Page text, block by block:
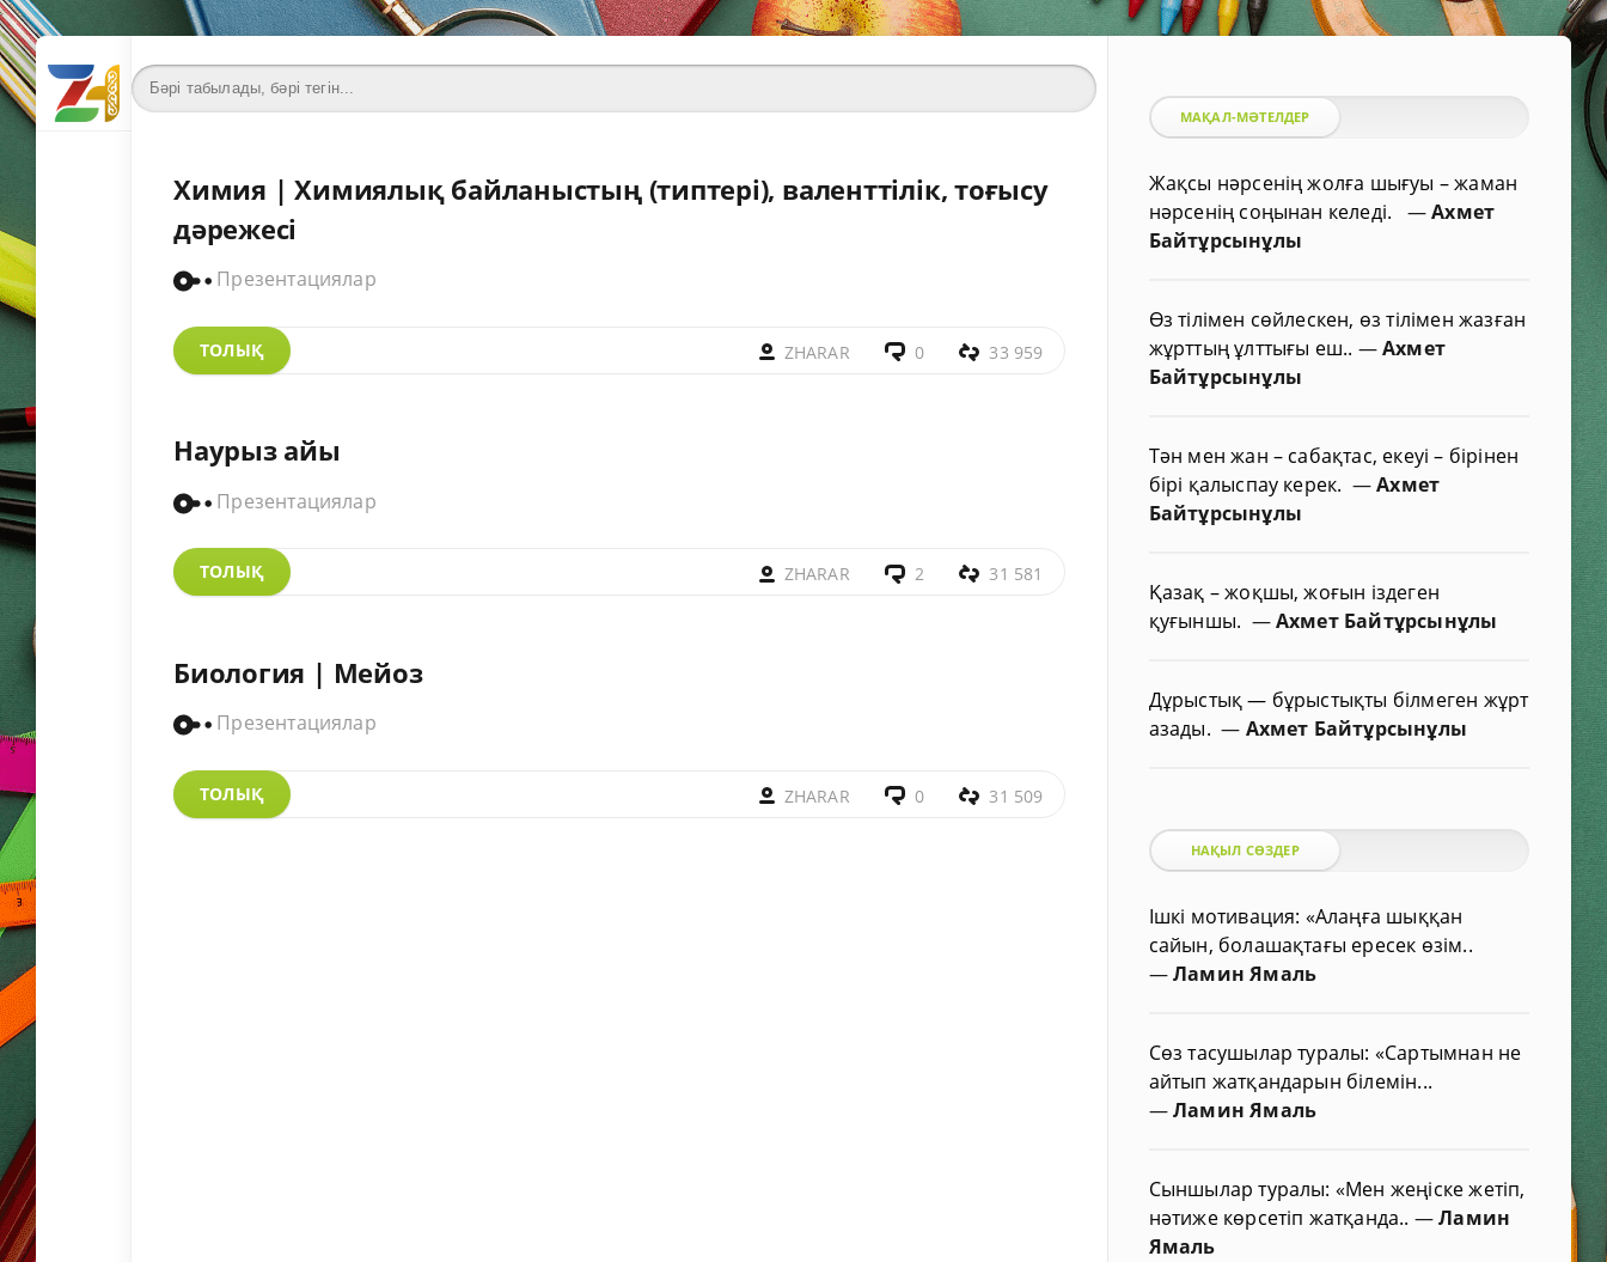
Химия | Химиялық байланыстың (типтері), валенттілік, тоғысу
дәрежесі
Презентациялар
ТОЛЫҚ ZHARAR 0 33 959
Наурыз айы
Презентациялар
ТОЛЫҚ ZHARAR 2 31 581
Биология | Мейоз
Презентациялар
ТОЛЫҚ ZHARAR 0 31 509
МАҚАЛ-МӘТЕЛДЕР
Жақсы нәрсенің жолға шығуы – жаман
нәрсенің соңынан келеді. —Ахмет
Байтұрсынұлы
Өз тілімен сөйлескен, өз тілімен жазған
жұрттың ұлттығы еш.. —Ахмет
Байтұрсынұлы
Тән мен жан – сабақтас, екеуі – бірінен
бірі қалыспау керек. —Ахмет
Байтұрсынұлы
Қазақ – жоқшы, жоғын іздеген
қуғыншы. —Ахмет Байтұрсынұлы
Дұрыстық — бұрыстықты білмеген жұрт
азады.— Ахмет Байтұрсынұлы
НАҚЫЛ СӨЗДЕР
Ішкі мотивация: «Алаңға шыққан
сайын, болашақтағы ересек өзім..
—Ламин Ямаль
Сөз тасушылар туралы: «Сартымнан не
айтып жатқандарын білемін...
—Ламин Ямаль
Сыншылар туралы: «Мен жеңіске жетіп,
нәтиже көрсетіп жатқанда.. —Ламин
Ямаль